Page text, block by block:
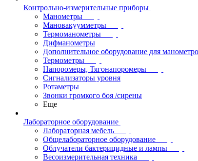
Контрольно-измерительные приборы
Манометры
Мановакуумметры
Термоманометры
Дифманометры
Дополнительное оборудование для
Термометры
Напоромеры, Тягонапоромеры
Сигнализаторы уровня
Ротаметры
Звонки громкого боя /сирены
Еще
Лабораторное оборудование
Лабораторная мебель
Общелабораторное оборудование
Облучатели бактерицидные и лампы
Весоизмерительная техника